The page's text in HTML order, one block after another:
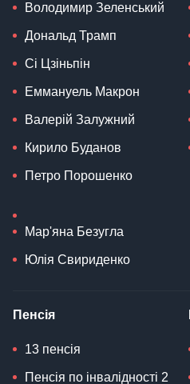
Володимир Зеленський
Дональд Трамп
Сі Цзіньпін
Еммануель Макрон
Валерій Залужний
Кирило Буданов
Петро Порошенко
Мар'яна Безугла
Юлія Свириденко
Пенсія
13 пенсія
Пенсія по інвалідності 2